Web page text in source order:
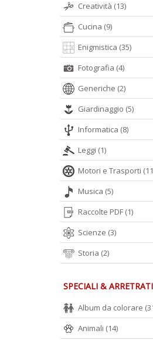
Dalla A Alla Z
Digitale
4.90 €
Nella
Cartacea
9.90 €
Creatività (13)
Cucina (9)
Enigmistica (35)
Fotografia (4)
Generiche (2)
Giardinaggio (5)
Informatica (8)
Leggi (1)
Motori e Trasporti
Musica (5)
Raccolte PDF (1)
Scienze (3)
Storia (2)
SPECIALI & ARRETRATI
Album da colorare
Animali (14)